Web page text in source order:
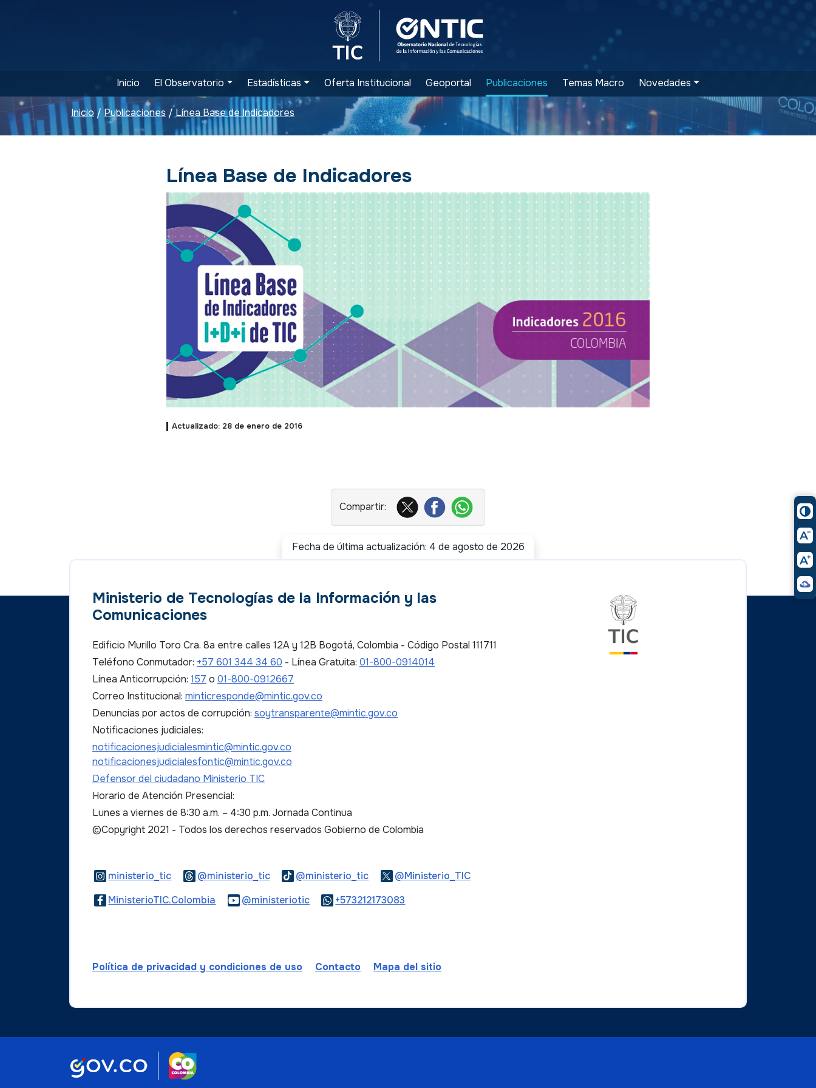
Logo del Ministerio TIC
Inicio El Observatorio Estadísticas Oferta Institucional Geoportal Publicaciones Temas Macro Novedades
Inicio /Publicaciones / Línea Base de Indicadores
Línea Base de Indicadores
Actualizado: 28 de enero de 2016
Fecha de última actualización: 4 de agosto de 2026
Ministerio de Tecnologías de la Información y las
Comunicaciones
Edificio Murillo Toro Cra. 8a entre calles 12A y 12B Bogotá, Colombia - Código Postal 111711
Teléfono Conmutador: +57 601 344 34 60 - Línea Gratuita: 01-800-0914014
Línea Anticorrupción: 157 o 01-800-0912667
Correo Institucional: minticresponde@mintic.gov.co
Denuncias por actos de corrupción: soytransparente@mintic.gov.co
Notificaciones judiciales:
notificacionesjudicialesmintic@mintic.gov.co
notificacionesjudicialesfontic@mintic.gov.co
Defensor del ciudadano Ministerio TIC
Horario de Atención Presencial:
Lunes a viernes de 8:30 a.m. – 4:30 p.m. Jornada Continua
©Copyright 2021 - Todos los derechos reservados Gobierno de Colombia
ministerio_ticLogo Instagram
@ministerio_ticLogo Threads
@ministerio_ticLogo Tiktok@Ministerio_TICLogo Twitter
MinisterioTIC.Colombia Logo Facebook
@ministerioticLogo Youtube
+573212173083
Política de privacidad y condiciones de uso Contacto Mapa del sitio
Logo Gobierno de Colombia